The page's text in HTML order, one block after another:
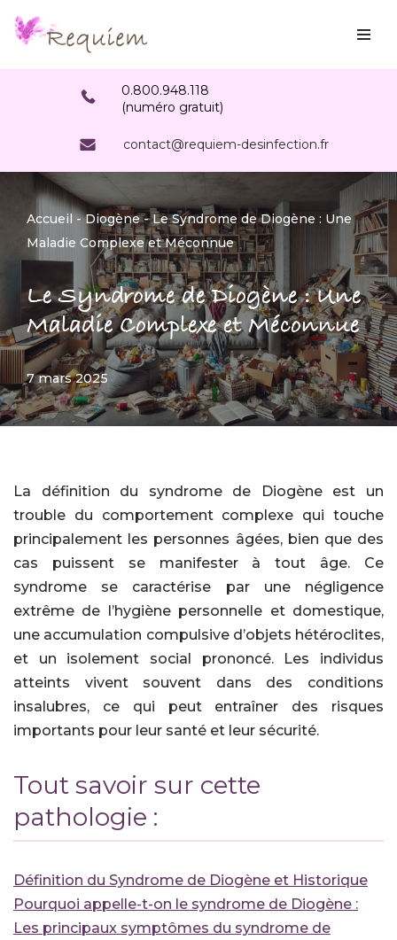
Aller
au
0.800.948.118
(numéro gratuit)
contact@requiem-desinfection.fr
Accueil -Diogène-Le Syndrome de Diogène : Une
Maladie Complexe et Méconnue
Le Syndrome de Diogène : Une
Maladie Complexe et Méconnue
7 mars 2025
La définition du syndrome de Diogène est un
trouble du comportement complexe qui touche
principalement les personnes âgées, bien que des
cas puissent se manifester à tout âge. Ce
syndrome se caractérise par une négligence
extrême de l’hygiène personnelle et domestique,
une accumulation compulsive d’objets hétéroclites,
et un isolement social prononcé. Les individus
atteints vivent souvent dans des conditions
insalubres, ce qui peut entraîner des risques
importants pour leur santé et leur sécurité.
Tout savoir sur cette
pathologie :
Définition du Syndrome de Diogène et Historique
Pourquoi appelle-t-on le syndrome de Diogène :
Les principaux symptômes du syndrome de